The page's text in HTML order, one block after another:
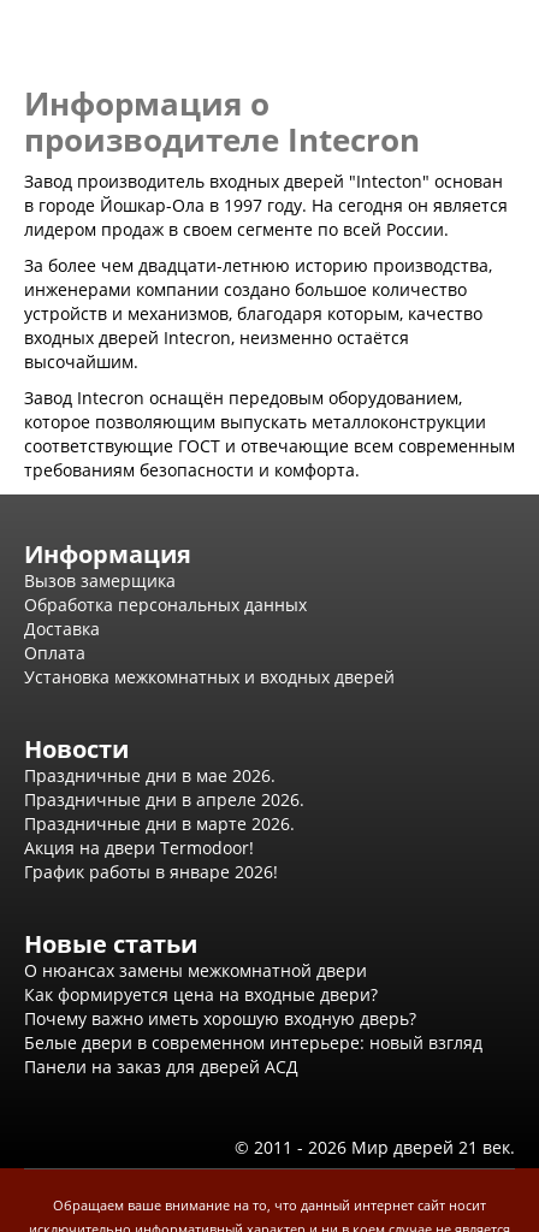
Инвизибл Про
Экошпон Про
Эмаль Про
Двери межкомнатные ВФД
Атум ВФД
Атум Про ВФД
Винтер ВФД
Иннова ВФД
Классик Арт ВФД
Стокгольм ВФД
Урбан ВФД
Эмалекс ВФД
Фурнитура
Фурнитура Adden bau
Фурнитура Bussare
Фурнитура Vantage
Распродажа
Натяжные потолки
Окна
Информация
Вызов замерщика
Обработка персональных данных
Установка межкомнатных и входных дверей
Отзывы клиентов
Новости
Доставка
Контакты
Информация о
производителе Intecron
Завод производитель входных дверей "Intecton" основан
в городе Йошкар-Ола в 1997 году. На сегодня он является
лидером продаж в своем сегменте по всей России.
За более чем двадцати-летнюю историю производства,
инженерами компании создано большое количество
устройств и механизмов, благодаря которым, качество
входных дверей Intecron, неизменно остаётся
высочайшим.
Завод Intecron оснащён передовым оборудованием,
которое позволяющим выпускать металлоконструкции
соответствующие ГОСТ и отвечающие всем современным
требованиям безопасности и комфорта.
Информация
Вызов замерщика
Обработка персональных данных
Доставка
Оплата
Установка межкомнатных и входных дверей
Новости
Праздничные дни в мае 2026.
Праздничные дни в апреле 2026.
Праздничные дни в марте 2026.
Акция на двери Termodoor!
График работы в январе 2026!
Новые статьи
О нюансах замены межкомнатной двери
Как формируется цена на входные двери?
Почему важно иметь хорошую входную дверь?
Белые двери в современном интерьере: новый взгляд
Панели на заказ для дверей АСД
© 2011 - 2026 Мир дверей 21 век.
Обращаем ваше внимание на то, что данный интернет сайт носит